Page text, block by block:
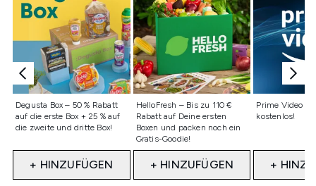
Degusta Box – 50 % Rabatt
auf die erste Box + 25 % auf
die zweite und dritte Box!
Nicht ausgewählt
+ HINZUFÜGEN
HelloFresh – Bis zu 110 €
Rabatt auf Deine ersten
Boxen und packen noch ein
Gratis-Goodie!
Nicht ausgewählt
+ HINZUFÜGEN
Prime Video -
kostenlos!
Nicht
+